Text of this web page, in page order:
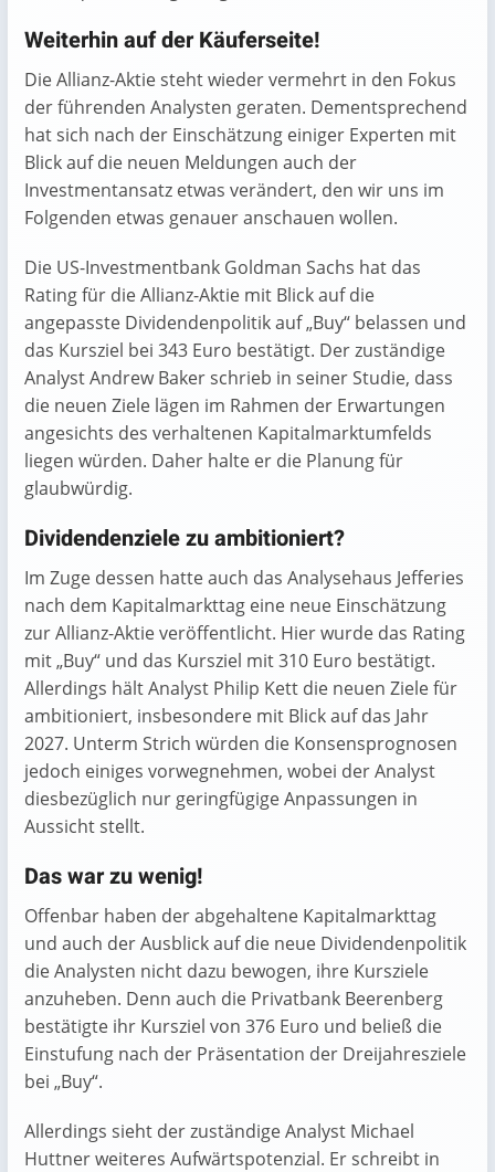
Weiterhin auf der Käuferseite!
Die Allianz-Aktie steht wieder vermehrt in den Fokus
der führenden Analysten geraten. Dementsprechend
hat sich nach der Einschätzung einiger Experten mit
Blick auf die neuen Meldungen auch der
Investmentansatz etwas verändert, den wir uns im
Folgenden etwas genauer anschauen wollen.
Die US-Investmentbank Goldman Sachs hat das
Rating für die Allianz-Aktie mit Blick auf die
angepasste Dividendenpolitik auf „Buy“ belassen und
das Kursziel bei 343 Euro bestätigt. Der zuständige
Analyst Andrew Baker schrieb in seiner Studie, dass
die neuen Ziele lägen im Rahmen der Erwartungen
angesichts des verhaltenen Kapitalmarktumfelds
liegen würden. Daher halte er die Planung für
glaubwürdig.
Dividendenziele zu ambitioniert?
Im Zuge dessen hatte auch das Analysehaus Jefferies
nach dem Kapitalmarkttag eine neue Einschätzung
zur Allianz-Aktie veröffentlicht. Hier wurde das Rating
mit „Buy“ und das Kursziel mit 310 Euro bestätigt.
Allerdings hält Analyst Philip Kett die neuen Ziele für
ambitioniert, insbesondere mit Blick auf das Jahr
2027. Unterm Strich würden die Konsensprognosen
jedoch einiges vorwegnehmen, wobei der Analyst
diesbezüglich nur geringfügige Anpassungen in
Aussicht stellt.
Das war zu wenig!
Offenbar haben der abgehaltene Kapitalmarkttag
und auch der Ausblick auf die neue Dividendenpolitik
die Analysten nicht dazu bewogen, ihre Kursziele
anzuheben. Denn auch die Privatbank Beerenberg
bestätigte ihr Kursziel von 376 Euro und beließ die
Einstufung nach der Präsentation der Dreijahresziele
bei „Buy“.
Allerdings sieht der zuständige Analyst Michael
Huttner weiteres Aufwärtspotenzial. Er schreibt in